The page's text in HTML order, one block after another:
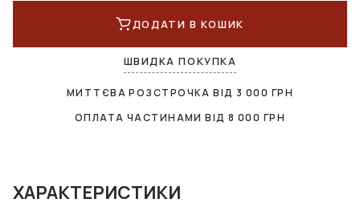
ДОДАТИ В КОШИК
ШВИДКА ПОКУПКА
МИТТЄВА РОЗСТРОЧКА ВІД 3 000 ГРН
ОПЛАТА ЧАСТИНАМИ ВІД8 000 ГРН
ХАРАКТЕРИСТИКИ